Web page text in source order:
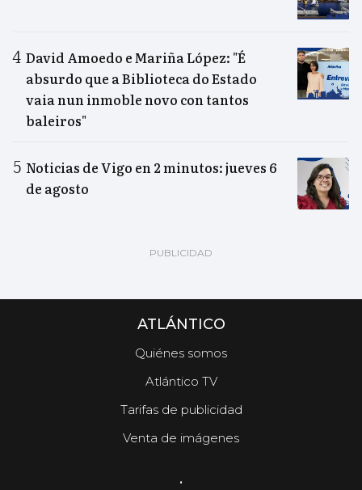
David Amoedo e Mariña López: "É
absurdo que a Biblioteca do Estado
vaia nun inmoble novo con tantos
baleiros"
Noticias de Vigo en 2 minutos: jueves 6
de agosto
ATLÁNTICO
Quiénes somos
Atlántico TV
Tarifas de publicidad
Venta de imágenes
.